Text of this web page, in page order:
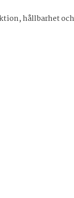
hållbarhet